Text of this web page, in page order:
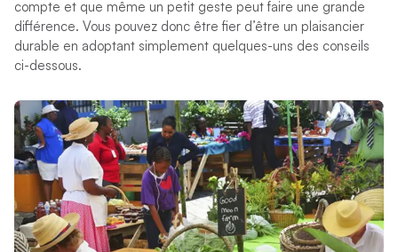
compte et que même un petit geste peut faire une grande
différence. Vous pouvez donc être fier d’être un plaisancier
durable en adoptant simplement quelques-uns des conseils
ci-dessous.